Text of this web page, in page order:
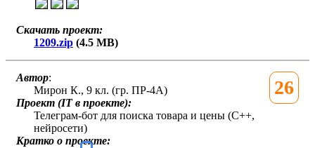
Скачать проект:
1209.zip (4.5 MB)
26
Автор:
Мирон К., 9 кл. (гр. ПР-4А)
Проект (IT в проекте):
Телеграм-бот для поиска товара и цены (C++,
нейросети)
Кратко о проекте: